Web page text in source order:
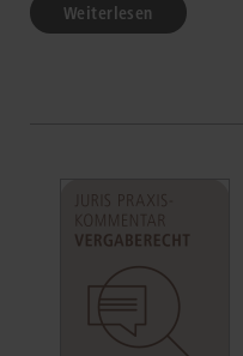
Weiterlesen